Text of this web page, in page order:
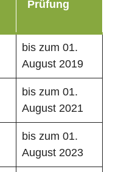
Prüfung
bis zum 01.
August 2019
bis zum 01.
August 2021
bis zum 01.
August 2023